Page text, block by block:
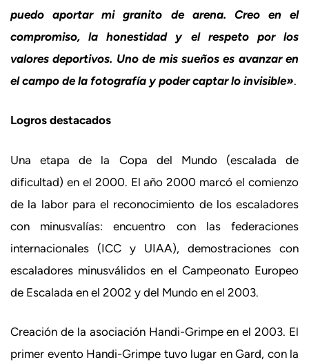
puedo aportar mi granito de arena. Creo en el
compromiso, la honestidad y el respeto por los
valores deportivos. Uno de mis sueños es avanzar en
el campo de la fotografía y poder captar lo invisible».
Logros destacados
Una etapa de la Copa del Mundo (escalada de
dificultad) en el 2000. El año 2000 marcó el comienzo
de la labor para el reconocimiento de los escaladores
con minusvalías: encuentro con las federaciones
internacionales (ICC y UIAA), demostraciones con
escaladores minusválidos en el Campeonato Europeo
de Escalada en el 2002 y del Mundo en el 2003.
Creación de la asociación Handi-Grimpe en el 2003. El
primer evento Handi-Grimpe tuvo lugar en Gard, con la